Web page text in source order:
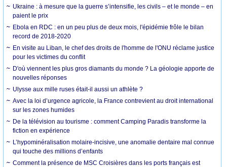
Ukraine : à mesure que la guerre s’intensifie, les civils – et le monde – en
paient le prix
Ebola en RDC : en un peu plus de deux mois, l'épidémie frôle le bilan
record de 2018-2020
En visite au Liban, le chef des droits de l'homme de l'ONU réclame justice
pour les victimes du conflit
D'où viennent les plus gros diamants du monde ? La géologie apporte de
nouvelles réponses
Ulysse aux mille ruses était-il aussi un athlète ?
Avec la loi d’urgence agricole, la France contrevient au droit international
sur les zones humides
De la télévision au tourisme : comment Camping Paradis transforme la
fiction en expérience
L’hypominéralisation molaire-incisive, une anomalie dentaire mal connue
qui touche des millions d’enfants
Comment la présence de MSC Croisières dans les ports français est